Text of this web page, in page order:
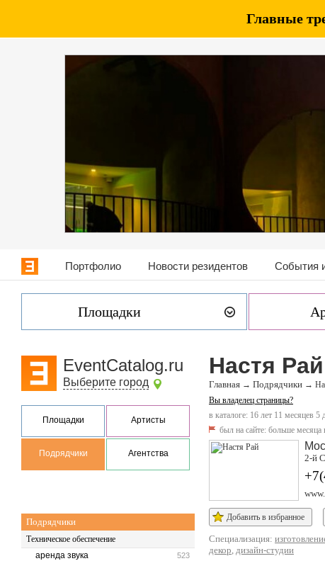
Главные
Портфолио Новости резидентов События
Площадки
EventCatalog.ru
Выберите город
Площадки Артисты
Подрядчики Агентства
Подрядчики
Техническое обеспечение
523
аренда звука
Настя Рай
Главная → Подрядчики →
Вы владелец страницы?
в каталоге: 16 лет 11 месяцев 5
был на сайте: больше месяца
2-й
Добавить в избранное
Специализация:
декор, дизайн-студии